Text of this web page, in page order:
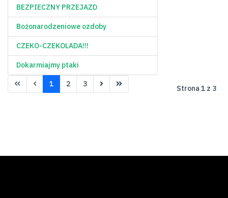
BEZPIECZNY PRZEJAZD
Bożonarodzeniowe ozdoby
CZEKO-CZEKOLADA!!!
Dokarmiajmy ptaki
Strona 1 z 3
1 2 3